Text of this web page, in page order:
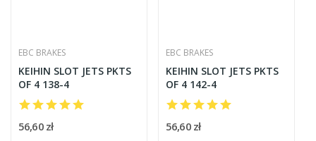
EBC BRAKES
KEIHIN SLOT JETS PKTS
OF 4 138-4
56,60 zł
EBC BRAKES
KEIHIN SLOT JETS PKTS
OF 4 142-4
56,60 zł